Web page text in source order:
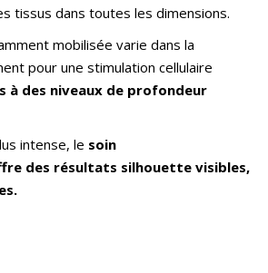
tissus dans toutes les dimensions.
mobilisée varie dans la
pour une stimulation cellulaire
à des niveaux de profondeur
intense, le soin
des résultats silhouette visibles,